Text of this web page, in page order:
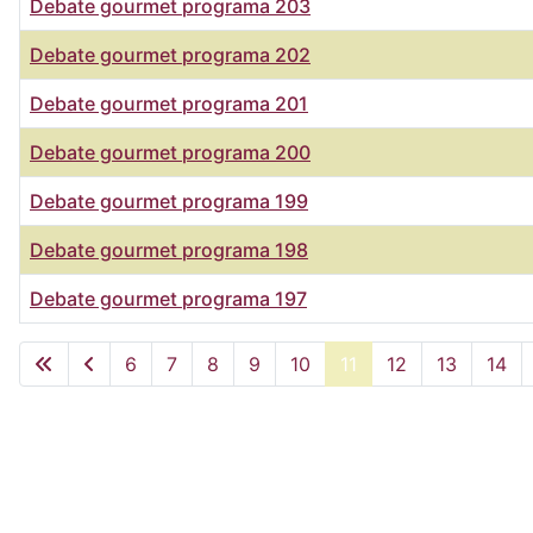
Artículos
Debate gourmet programa 203
Debate gourmet programa 202
Debate gourmet programa 201
Debate gourmet programa 200
Debate gourmet programa 199
Debate gourmet programa 198
Debate gourmet programa 197
6 7 8 9 10 11 12 13 14